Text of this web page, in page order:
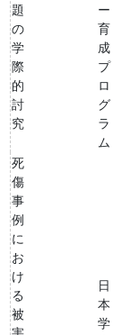
題
の
学
際
的
討
究
ー
育
成
プ
ロ
グ
ラ
ム
死
傷
事
例
に
お
け
る
被
日
本
学